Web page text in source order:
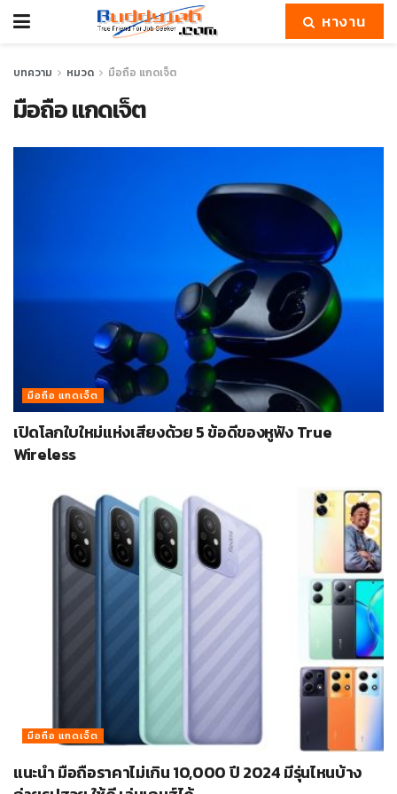
หางาน
บทความ หมวด มือถือ แกดเจ็ต
มือถือ แกดเจ็ต
มือถือ แกดเจ็ต
เปิดโลกใบใหม่แห่งเสียงด้วย 5 ข้อดีของหูฟัง True
Wireless
มือถือ แกดเจ็ต
แนะนำ มือถือราคาไม่เกิน 10,000 ปี 2024 มีรุ่นไหนบ้าง